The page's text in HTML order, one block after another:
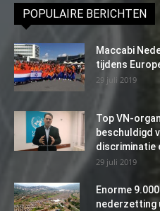
POPULAIRE BERICHTEN
Maccabi
tijdens
29 juli 2019
Top VN-
beschuldigd
discriminatie
29 juli 2019
Enorme
nederzetting